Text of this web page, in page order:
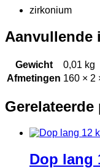
zirkonium
Aanvullende
Gewicht
0,01 kg
Afmetingen 160 × 2
Dop lang